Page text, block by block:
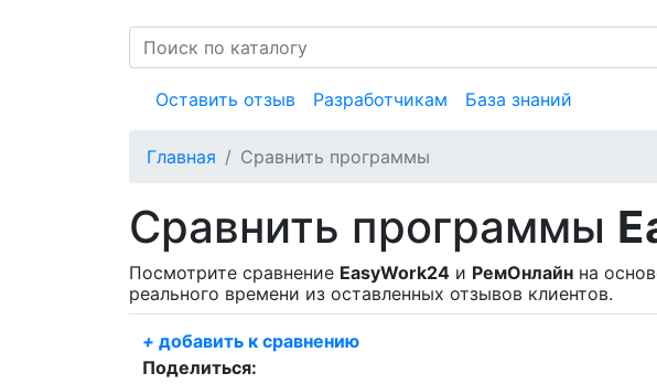
Оставить отзыв Разработчикам База знаний
Главная Сравнить программы
Сравнить программы
Посмотрите сравнение EasyWork24 и РемОнлайн на
реального времени из оставленных отзывов клиентов.
+ добавить к сравнению
Поделиться: